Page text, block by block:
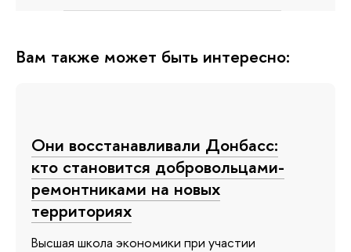
Вам также может быть интересно:
Они восстанавливали Донбасс:
кто становится добровольцами-
ремонтниками на новых
территориях
Высшая школа экономики при участии